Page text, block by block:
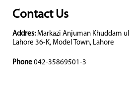
Contact Us
Addres: Markazi Anjuman Khuddam
Lahore 36-K, Model Town, Lahore
Phone 042-35869501-3